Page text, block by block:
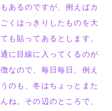
あるのですが、例えばカ
くはっきりしたものを大
も貼ってあるとします。
に目線に入ってくるのが
なので、毎日毎日、例え
のも、冬はちょっとまた
ね。その辺のところで、